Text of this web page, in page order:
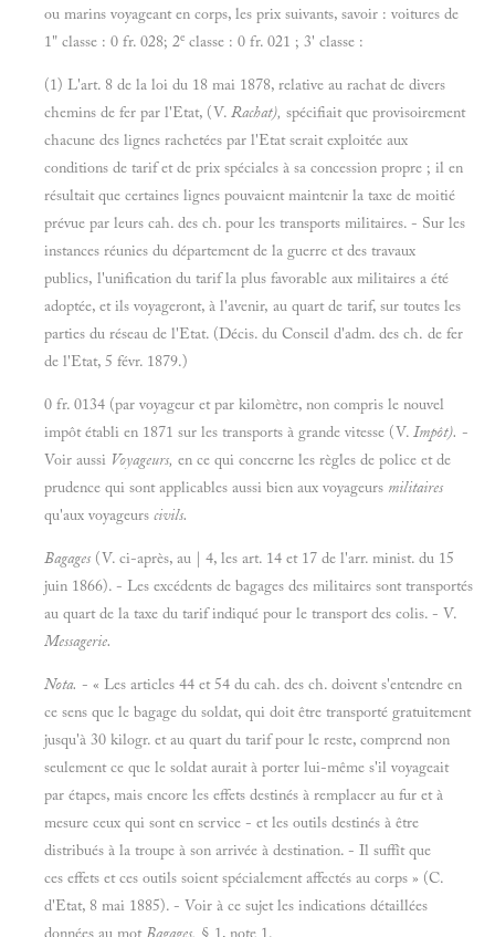
ou marins voyageant en corps, les prix suivants, savoir : voitures de
1" classe : 0 fr. 028; 2e classe : 0 fr. 021 ; 3' classe :
(1) L'art. 8 de la loi du 18 mai 1878, relative au rachat de divers
chemins de fer par l'Etat, (V. Rachat), spécifiait que provisoirement
chacune des lignes rachetées par l'Etat serait exploitée aux
conditions de tarif et de prix spéciales à sa concession propre ; il en
résultait que certaines lignes pouvaient maintenir la taxe de moitié
prévue par leurs cah. des ch. pour les transports militaires. - Sur les
instances réunies du département de la guerre et des travaux
publics, l'unification du tarif la plus favorable aux militaires a été
adoptée, et ils voyageront, à l'avenir, au quart de tarif, sur toutes les
parties du réseau de l'Etat. (Décis. du Conseil d'adm. des ch. de fer
de l'Etat, 5 févr. 1879.)
0 fr. 0134 (par voyageur et par kilomètre, non compris le nouvel
impôt établi en 1871 sur les transports à grande vitesse (V. Impôt). -
Voir aussi Voyageurs, en ce qui concerne les règles de police et de
prudence qui sont applicables aussi bien aux voyageurs militaires
qu'aux voyageurs civils.
Bagages (V. ci-après, au | 4, les art. 14 et 17 de l'arr. minist. du 15
juin 1866). - Les excédents de bagages des militaires sont transportés
au quart de la taxe du tarif indiqué pour le transport des colis. - V.
Messagerie.
Nota. - « Les articles 44 et 54 du cah. des ch. doivent s'entendre en
ce sens que le bagage du soldat, qui doit être transporté gratuitement
jusqu'à 30 kilogr. et au quart du tarif pour le reste, comprend non
seulement ce que le soldat aurait à porter lui-même s'il voyageait
par étapes, mais encore les effets destinés à remplacer au fur et à
mesure ceux qui sont en service - et les outils destinés à être
distribués à la troupe à son arrivée à destination. - Il suffît que
ces effets et ces outils soient spécialement affectés au corps » (C.
d'Etat, 8 mai 1885). - Voir à ce sujet les indications détaillées
données au mot Bagages, § 1, note 1.